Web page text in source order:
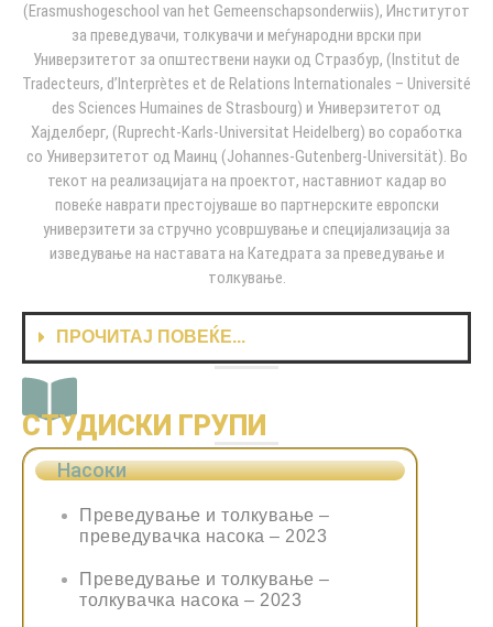
(Erasmushogeschool van het Gemeenschapsonderwiis), Институтот
за преведувачи, толкувачи и меѓународни врски при
Универзитетот за општествени науки од Стразбур, (Institut de
Tradecteurs, d’Interprètes et de Relations Internationales – Université
des Sciences Humaines de Strasbourg) и Универзитетот од
Хајделберг, (Ruprecht-Karls-Universitat Heidelberg) во соработка
со Универзитетот од Маинц (Johannes-Gutenberg-Universität). Во
текот на реализацијата на проектот, наставниот кадар во
повеќе наврати престојуваше во партнерските европски
универзитети за стручно усовршување и специјализација за
изведување на наставата на Катедрата за преведување и
толкување.
ПРОЧИТАЈ ПОВЕЌЕ...
СТУДИСКИ ГРУПИ
Насоки
Преведување и толкување –
преведувачка насока – 2023
Преведување и толкување –
толкувачка насока – 2023